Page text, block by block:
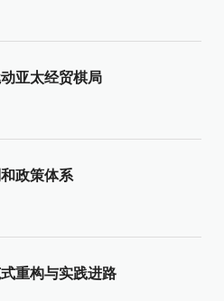
亚太经贸棋局
政策体系
重构与实践进路